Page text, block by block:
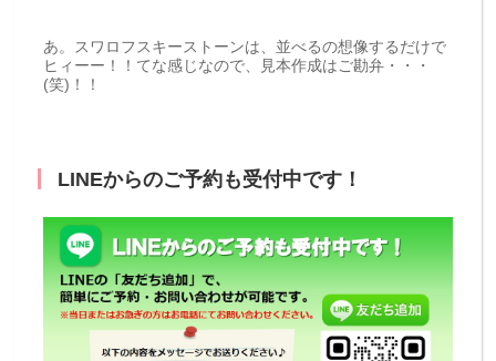
あ。スワロフスキーストーンは、並べるの想像するだけで
ヒィーー！！てな感じなので、見本作成はご勘弁・・・
(笑)！！
LINEからのご予約も受付中です！